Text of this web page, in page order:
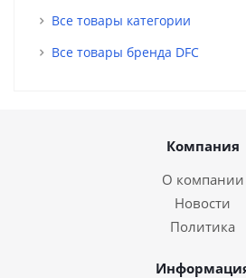
Все товары категории
Все товары бренда DFC
Компания
О компании
Новости
Политика